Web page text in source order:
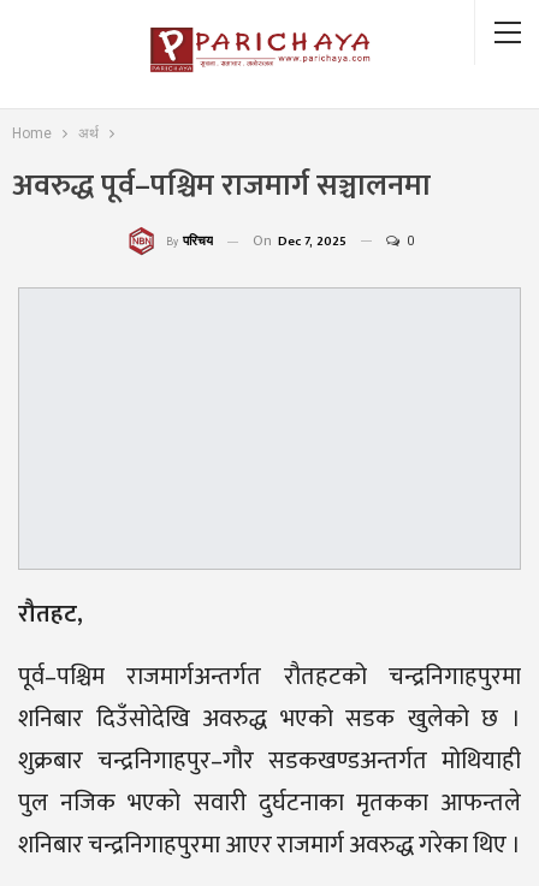
Home अर्थ
अवरुद्ध पूर्व–पश्चिम राजमार्ग सञ्चालनमा
By परिचय On Dec 7, 2025 0
रौतहट,
पूर्व–पश्चिम राजमार्गअन्तर्गत रौतहटको चन्द्रनिगाहपुरमा
शनिबार दिउँसोदेखि अवरुद्ध भएको सडक खुलेको छ ।
शुक्रबार चन्द्रनिगाहपुर–गौर सडकखण्डअन्तर्गत मोथियाही
पुल नजिक भएको सवारी दुर्घटनाका मृतकका आफन्तले
शनिबार चन्द्रनिगाहपुरमा आएर राजमार्ग अवरुद्ध गरेका थिए ।